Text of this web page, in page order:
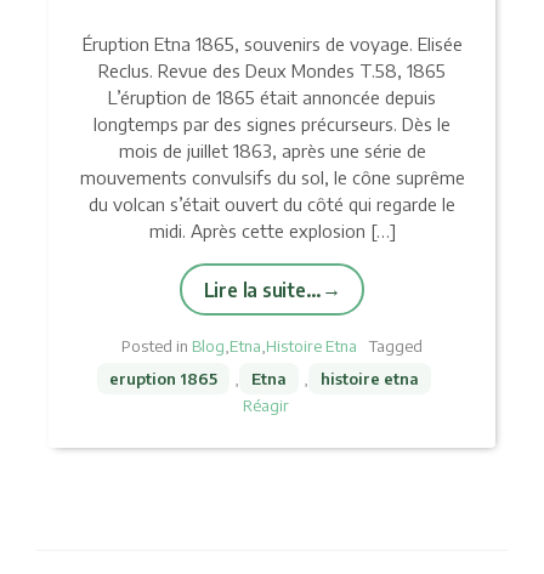
Éruption Etna 1865, souvenirs de voyage. Elisée
Reclus. Revue des Deux Mondes T.58, 1865
L’éruption de 1865 était annoncée depuis
longtemps par des signes précurseurs. Dès le
mois de juillet 1863, après une série de
mouvements convulsifs du sol, le cône suprême
du volcan s’était ouvert du côté qui regarde le
midi. Après cette explosion […]
Lire la suite…
Posted in Blog Etna Histoire Etna
Tagged
eruption 1865
Etna
histoire etna
Réagir